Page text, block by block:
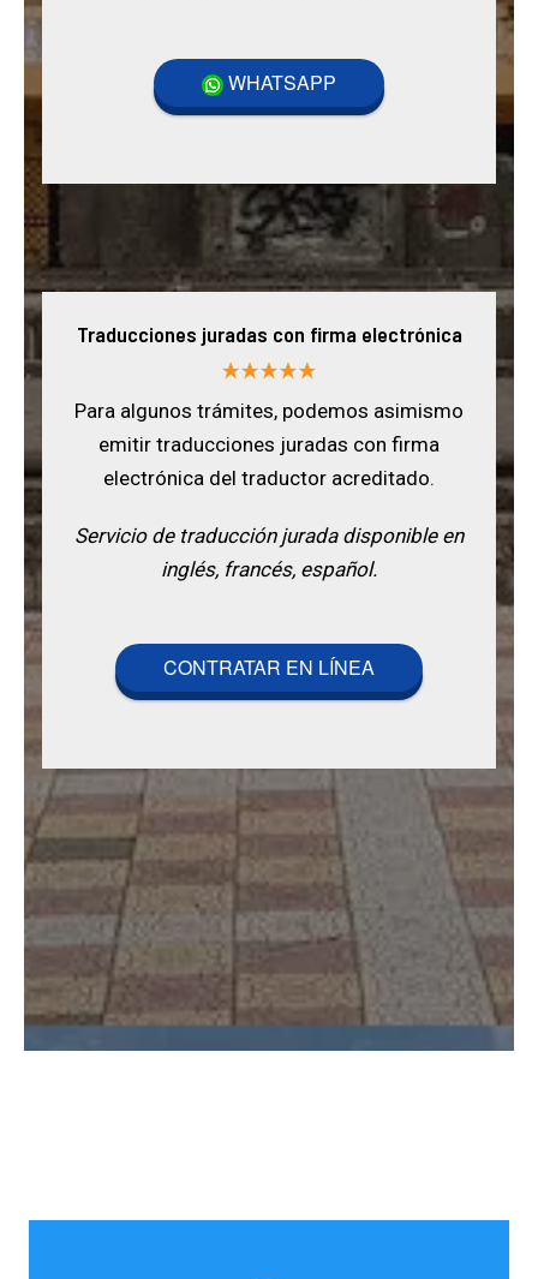
WHATSAPP
Traducciones juradas con firma electrónica
Para algunos trámites, podemos asimismo
emitir traducciones juradas con firma
electrónica del traductor acreditado.
Servicio de traducción jurada disponible en
inglés, francés, español.
CONTRATAR EN LÍNEA